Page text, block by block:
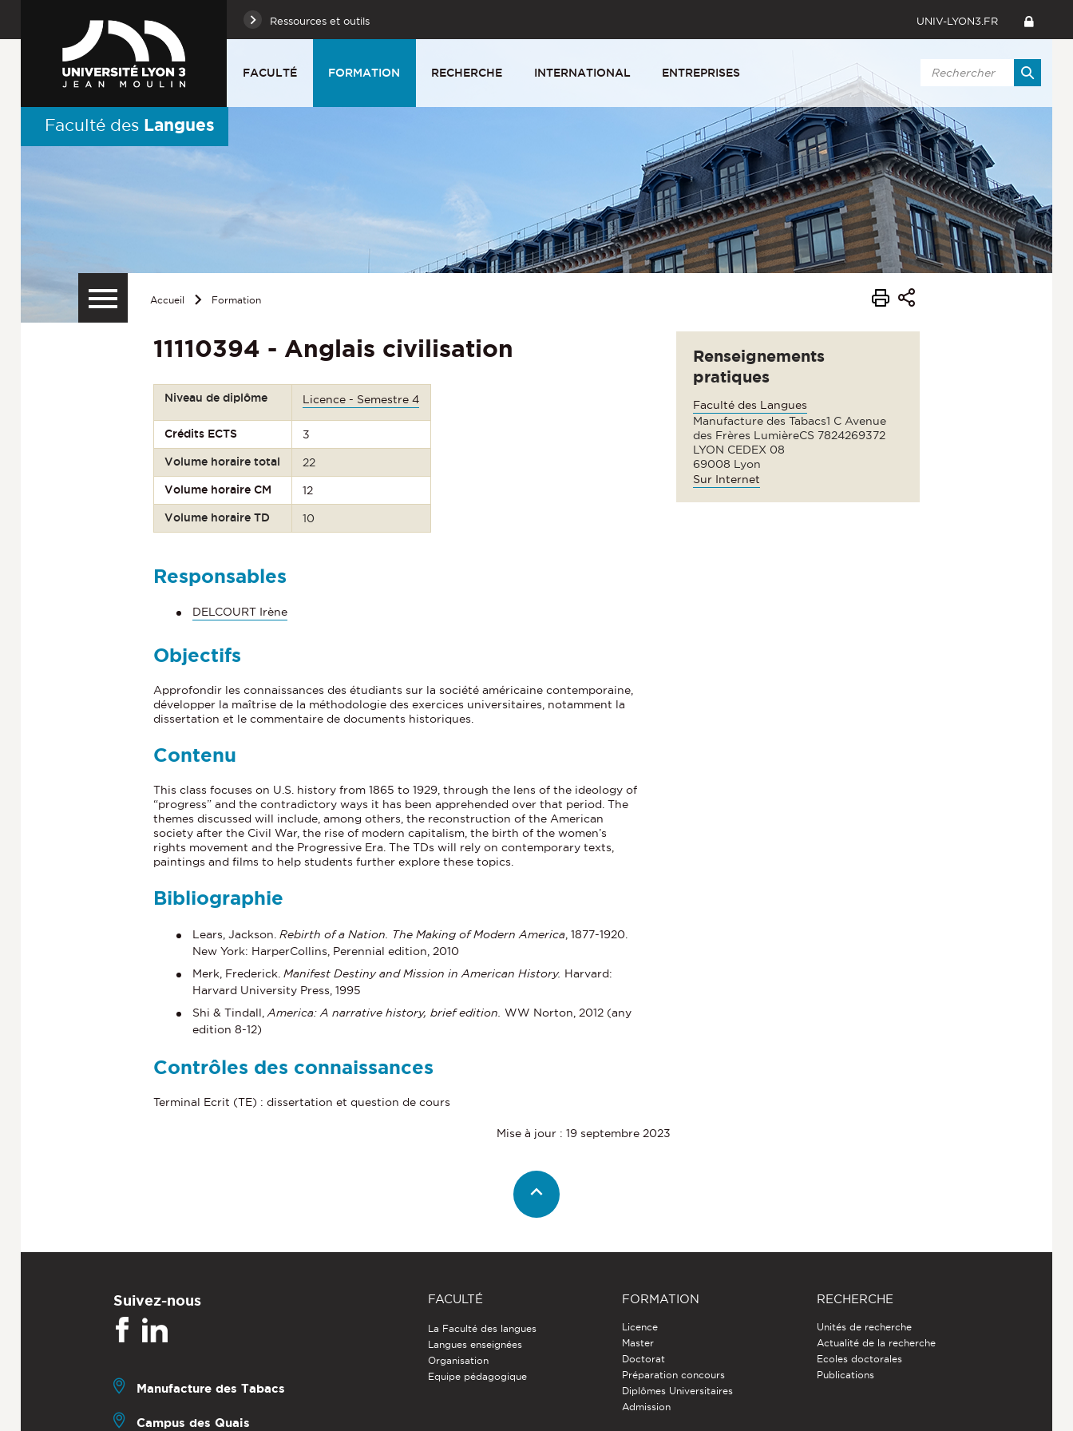
Ressources et outils UNIV-LYON3.FR
FACULTÉ FORMATION RECHERCHE INTERNATIONAL ENTREPRISES
Faculté des Langues
Accueil Formation
11110394 - Anglais civilisation
Niveau de diplôme Licence - Semestre 4
Crédits ECTS 3
Volume horaire total 22
Volume horaire CM 12
Volume horaire TD 10
Responsables
DELCOURT Irène
Objectifs
Approfondir les connaissances des étudiants sur la société américaine contemporaine,
développer la maîtrise de la méthodologie des exercices universitaires, notamment la
dissertation et le commentaire de documents historiques.
Contenu
This class focuses on U.S. history from 1865 to 1929, through the lens of the ideology of
“progress” and the contradictory ways it has been apprehended over that period. The
themes discussed will include, among others, the reconstruction of the American
society after the Civil War, the rise of modern capitalism, the birth of the women’s
rights movement and the Progressive Era. The TDs will rely on contemporary texts,
paintings and films to help students further explore these topics.
Bibliographie
Lears, Jackson. Rebirth of a Nation. The Making of Modern America , 1877-1920.
New York: HarperCollins, Perennial edition, 2010
Merk, Frederick. Manifest Destiny and Mission in American History. Harvard:
Harvard University Press, 1995
Shi & Tindall, America: A narrative history, brief edition. WW Norton, 2012 (any
edition 8-12)
Contrôles des connaissances
Terminal Ecrit (TE) : dissertation et question de cours
Renseignements
pratiques
Faculté des Langues
Manufacture des Tabacs1 C Avenue
des Frères LumièreCS 7824269372
LYON CEDEX 08
69008 Lyon
Sur Internet
Mise à jour : 19 septembre 2023
Suivez-nous
Manufacture des Tabacs
Campus des Quais
FACULTÉ
La Faculté des langues
Langues enseignées
Organisation
Equipe pédagogique
FORMATION
Licence
Master
Doctorat
Préparation concours
Diplômes Universitaires
Admission
RECHERCHE
Unités de recherche
Actualité de la recherche
Ecoles doctorales
Publications